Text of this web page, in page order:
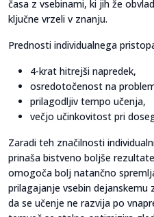
časa z vsebinami, ki jih že
ključne vrzeli v znanju.
Prednosti individualnega
4-krat hitrejši napredek,
osredotočenost na
prilagodljiv tempo učenja,
večjo učinkovitost pri
Zaradi teh značilnosti
prinaša bistveno boljše
omogoča bolj natančno
prilagajanje vsebin dejanskemu
da se učenje ne razvija po